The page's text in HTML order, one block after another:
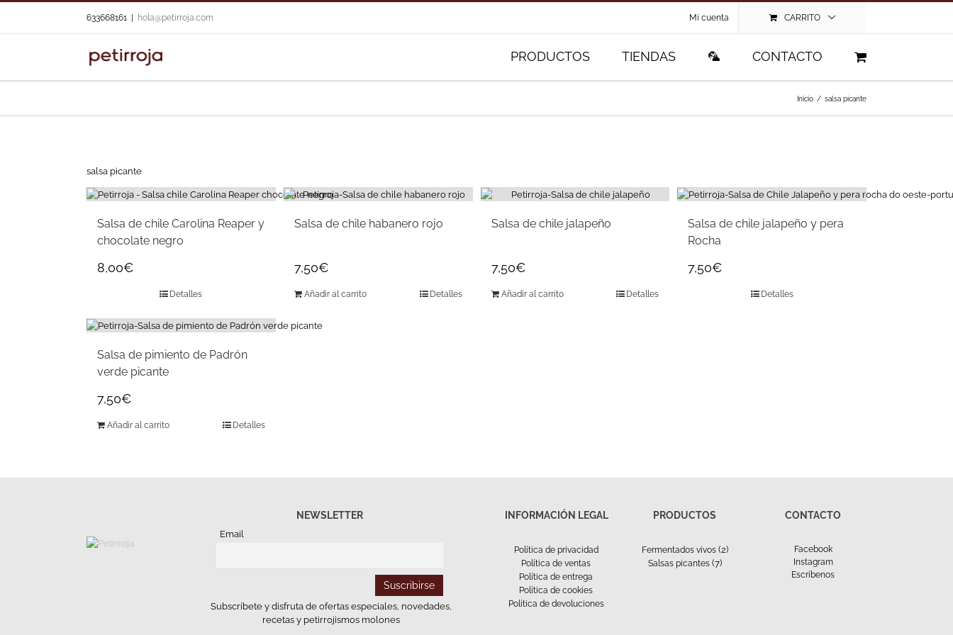
content
633668161 hola@petirroja.com Mi cuenta CARRITO
PRODUCTOS TIENDAS 🦜 CONTACTO
Inicio / salsa picante
salsa picante
Salsa de chile Carolina Reaper y
chocolate negro
8,00€
Detalles
Salsa de chile habanero rojo
7,50€
Añadir al carrito Detalles
Salsa de chile jalapeño
7,50€
Añadir al carrito Detalles
Salsa de chile jalapeño y pera
Rocha
7,50€
Detalles
Salsa de pimiento de Padrón
verde picante
7,50€
Añadir al carrito Detalles
NEWSLETTER
Email
Subscríbete y disfruta de ofertas especiales, novedades,
recetas y petirrojismos molones
INFORMACIÓN LEGAL
Política de privacidad
Política de ventas
Política de entrega
Política de cookies
Política de devoluciones
PRODUCTOS
Fermentados vivos (2)
Salsas picantes (7)
CONTACTO
Facebook
Instagram
Escríbenos